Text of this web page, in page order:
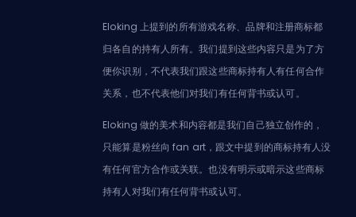
Eloking 上提到的所有游戏名称、品牌和注册商标都
归各自的持有人所有。我们提到这些内容只是为了方
便你识别，不代表我们跟这些商标持有人有任何合作
关系，也不代表他们对我们有任何背书或认可。
Eloking 做的美术和内容都是我们自己独立创作的，
只能算是粉丝向 fan art，跟文中提到的商标持有人没
有任何官方合作或关联。也没有明示或暗示这些商标
持有人对我们有任何背书或认可。